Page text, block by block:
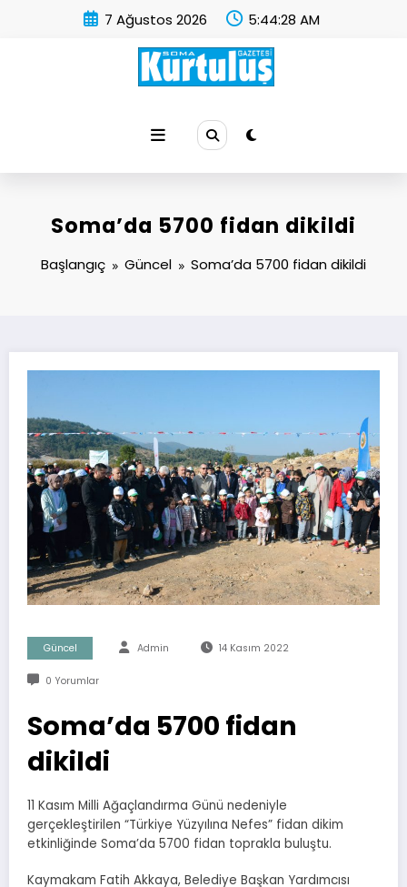
7 Ağustos 2026 5:44:29 AM
Soma’da 5700 fidan dikildi
Başlangıç Güncel Soma’da 5700 fidan dikildi
Güncel Admin 14 Kasım 2022
0 Yorumlar
Soma’da 5700 fidan
dikildi
11 Kasım Milli Ağaçlandırma Günü nedeniyle
gerçekleştirilen “Türkiye Yüzyılına Nefes” fidan dikim
etkinliğinde Soma’da 5700 fidan toprakla buluştu.
Kaymakam Fatih Akkaya, Belediye Başkan Yardımcısı